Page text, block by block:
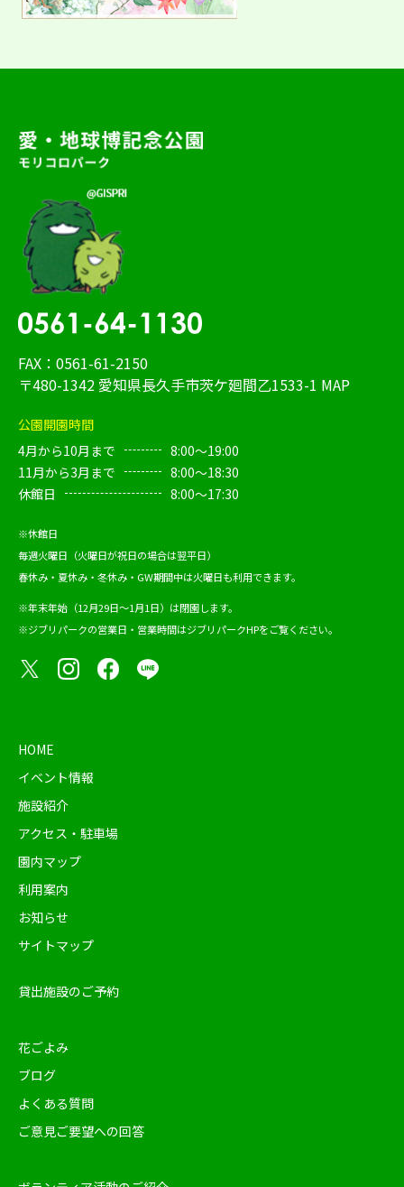
FAX：0561-61-2150
〒480-1342 愛知県長久手市茨ケ廻間乙1533-1 MAP
公園開園時間
4月から10月まで
8:00～19:00
11月から3月まで
8:00～18:30
休館日
8:00～17:30
※休館日
毎週火曜日（火曜日が祝日の場合は翌平日）
春休み・夏休み・冬休み・GW期間中は火曜日も利用できます。
※年末年始（12月29日～1月1日）は閉園します。
※ジブリパークの営業日・営業時間はジブリパークHPをご覧ください。
HOME
イベント情報
施設紹介
アクセス・駐車場
園内マップ
利用案内
お知らせ
サイトマップ
貸出施設のご予約
花ごよみ
ブログ
よくある質問
ご意見ご要望への回答